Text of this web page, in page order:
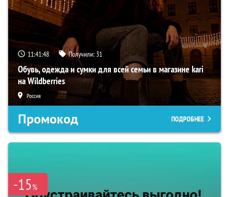
11:41:47 Получили: 31
Обувь, одежда и сумки для всей семьи в магазине kari
на Wildberries
Россия
Промокод ПОДРОБНЕЕ
-15%